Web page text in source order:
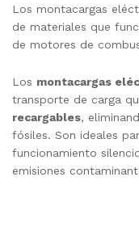
Los montacargas
de materiales que
de motores de
Los montacargas
transporte de carga
recargables,
fósiles. Son ideales
funcionamiento
emisiones